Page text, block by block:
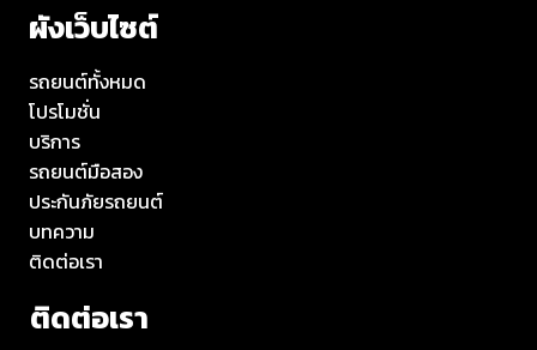
ผังเว็บไซต์
รถยนต์ทั้งหมด
โปรโมชั่น
บริการ
รถยนต์มือสอง
ประกันภัยรถยนต์
บทความ
ติดต่อเรา
ติดต่อเรา